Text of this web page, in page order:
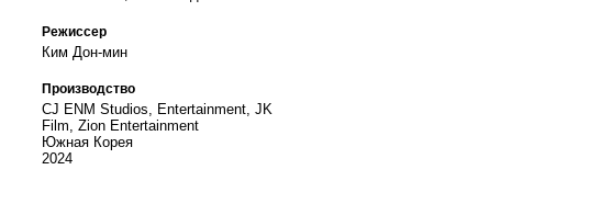
Режиссер
Ким Дон-мин
Производство
CJ ENM Studios, Entertainment, JK
Film, Zion Entertainment
Южная Корея
2024